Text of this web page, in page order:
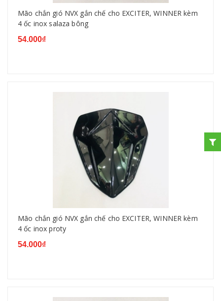
Mão chắn gió NVX gắn chế cho EXCITER, WINNER kèm
4 ốc inox salaza bông
54.000₫
Mão chắn gió NVX gắn chế cho EXCITER, WINNER kèm
4 ốc inox proty
54.000₫